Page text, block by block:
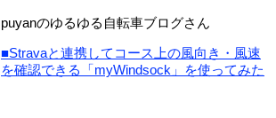
puyanのゆるゆる自転車ブログさん
■Stravaと連携してコース上の風向き・風速
を確認できる「myWindsock」を使ってみた